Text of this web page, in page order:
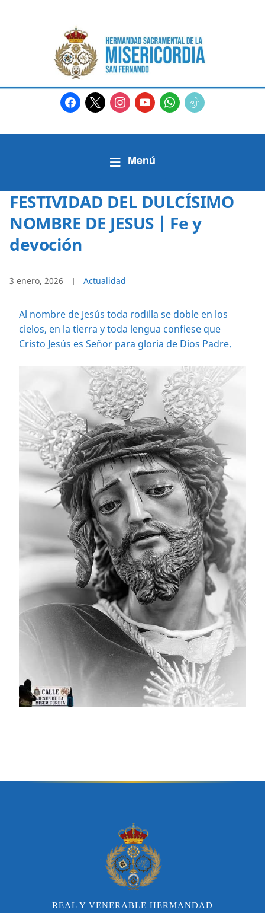
facebook
x instagram
youtubewhatsapp
tiktok2
FESTIVIDAD DEL DULCÍSIMO
NOMBRE DE JESUS | Fe y
devoción
3 enero, 2026 Actualidad
Al nombre de Jesús toda rodilla se doble en los
cielos, en la tierra y toda lengua confiese que
Cristo Jesús es Señor para gloria de Dios Padre.
REAL Y VENERABLE HERMANDAD